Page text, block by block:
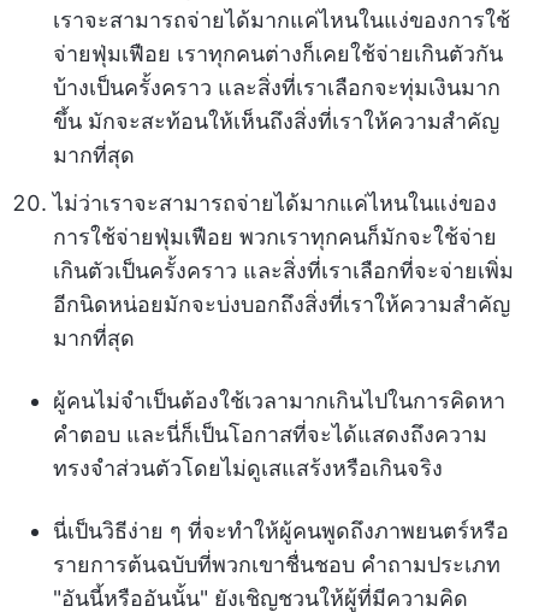
เราจะสามารถจ่ายได้มากแค่ไหนในแง่ของการใช้
จ่ายฟุ่มเฟือย เราทุกคนต่างก็เคยใช้จ่ายเกินตัวกัน
บ้างเป็นครั้งคราว และสิ่งที่เราเลือกจะทุ่มเงินมาก
ขึ้น มักจะสะท้อนให้เห็นถึงสิ่งที่เราให้ความสำคัญ
มากที่สุด
ไม่ว่าเราจะสามารถจ่ายได้มากแค่ไหนในแง่ของ
การใช้จ่ายฟุ่มเฟือย พวกเราทุกคนก็มักจะใช้จ่าย
เกินตัวเป็นครั้งคราว และสิ่งที่เราเลือกที่จะจ่ายเพิ่ม
อีกนิดหน่อยมักจะบ่งบอกถึงสิ่งที่เราให้ความสำคัญ
มากที่สุด
ผู้คนไม่จำเป็นต้องใช้เวลามากเกินไปในการคิดหา
คำตอบ และนี่ก็เป็นโอกาสที่จะได้แสดงถึงความ
ทรงจำส่วนตัวโดยไม่ดูเสแสร้งหรือเกินจริง
นี่เป็นวิธีง่าย ๆ ที่จะทำให้ผู้คนพูดถึงภาพยนตร์หรือ
รายการต้นฉบับที่พวกเขาชื่นชอบ คำถามประเภท
"อันนี้หรืออันนั้น" ยังเชิญชวนให้ผู้ที่มีความคิด